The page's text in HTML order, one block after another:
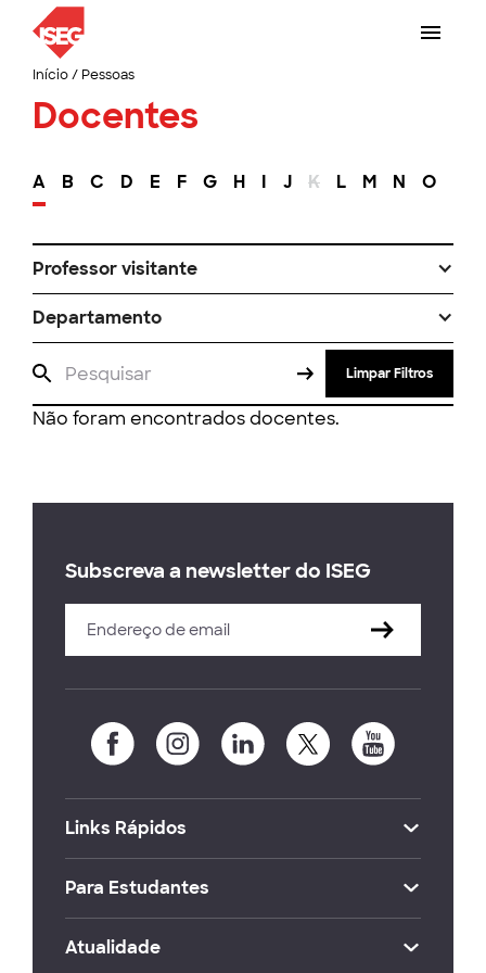
Início/ Pessoas
Docentes
A B C D E F G H I J K L M N O
Professor visitante
Departamento
Limpar Filtros
Não foram encontrados docentes.
Subscreva a newsletter do ISEG
Links Rápidos
Para Estudantes
Atualidade